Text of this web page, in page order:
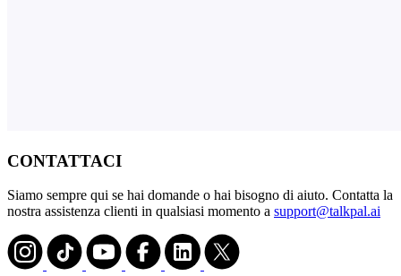
CONTATTACI
Siamo sempre qui se hai domande o hai bisogno di aiuto. Contatta la
nostra assistenza clienti in qualsiasi momento a support@talkpal.ai